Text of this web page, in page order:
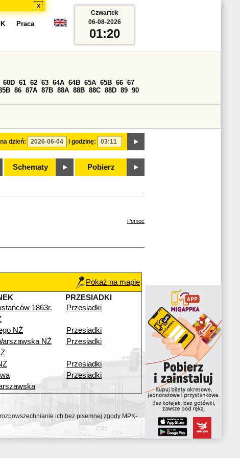
x
Praca
dzień: i godzinę:
60D 61 62 63 64A 64B 65A 65B 66 67
86 87A 87B 88A 88B 88C 88D 89 90
Schematy Pobierz
Czwartek
06-08-2026
01:20
Pomoc
Pokaż na mapie
PRZESIADKI
1863r.
Przesiadki
NŻ
Przesiadki
NŻ
Przesiadki
Przesiadki
Przesiadki
ich bez pisemnej zgody MPK-